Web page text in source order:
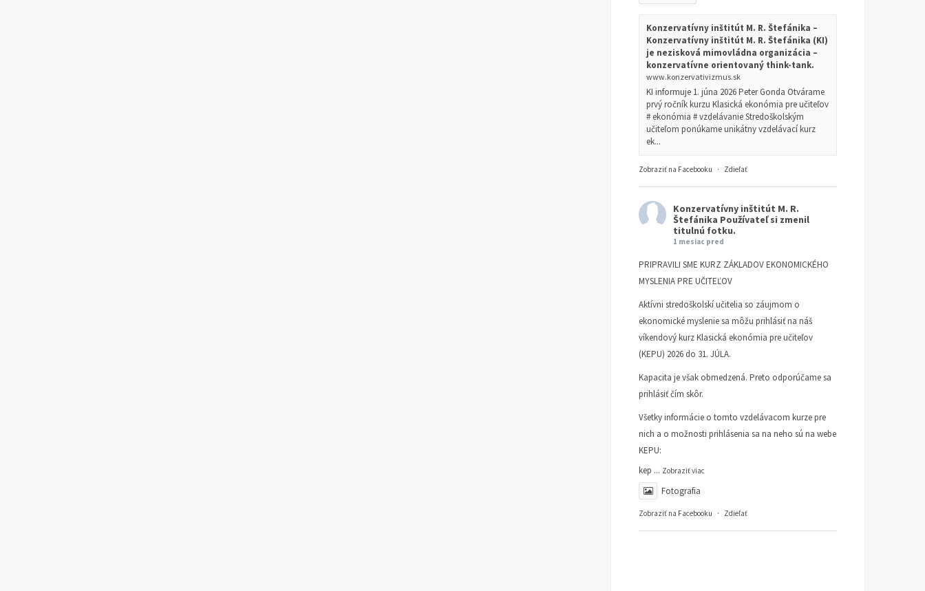
Konzervatívny inštitút M. R. Štefánika –
Konzervatívny inštitút M. R. Štefánika (KI)
je nezisková mimovládna organizácia –
konzervatívne orientovaný think-tank.
www.konzervativizmus.sk
KI informuje 1. júna 2026 Peter Gonda Otvárame
prvý ročník kurzu Klasická ekonómia pre učiteľov
# ekonómia # vzdelávanie Stredoškolským
učiteľom ponúkame unikátny vzdelávací kurz
ek...
Zobraziť na Facebooku · Zdieľať
Konzervatívny inštitút M. R.
Štefánika Používateľ si zmenil
titulnú fotku.
1 mesiac pred
PRIPRAVILI SME KURZ ZÁKLADOV EKONOMICKÉHO
MYSLENIA PRE UČITEĽOV
Aktívni stredoškolskí učitelia so záujmom o
ekonomické myslenie sa môžu prihlásiť na náš
víkendový kurz Klasická ekonómia pre učiteľov
(KEPU) 2026 do 31. JÚLA.
Kapacita je však obmedzená. Preto odporúčame sa
prihlásiť čím skôr.
Všetky informácie o tomto vzdelávacom kurze pre
nich a o možnosti prihlásenia sa na neho sú na webe
KEPU:
kep ... Zobraziť viac
Fotografia
Zobraziť na Facebooku · Zdieľať